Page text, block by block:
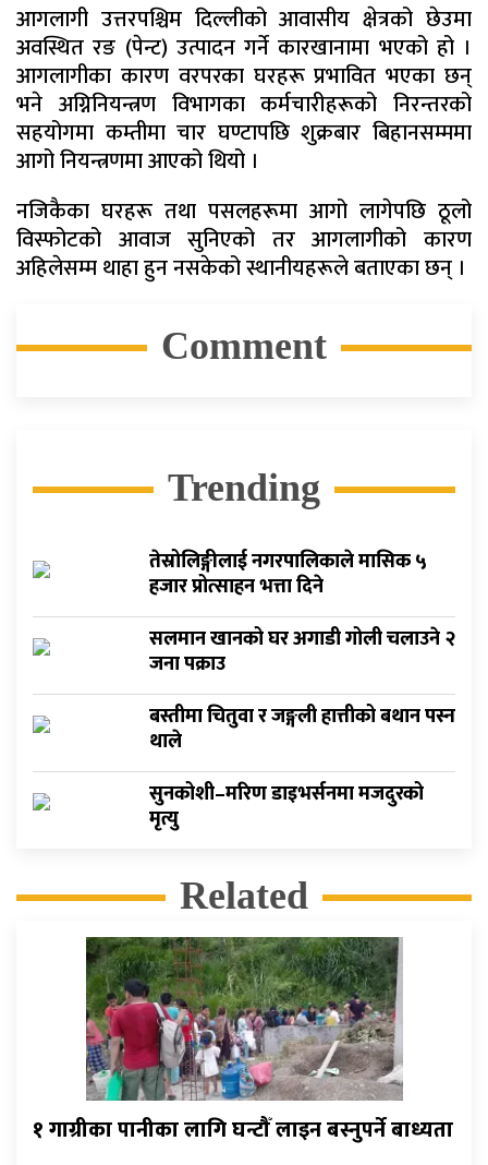
आगलागी उत्तरपश्चिम दिल्लीको आवासीय क्षेत्रको छेउमा
अवस्थित रङ (पेन्ट) उत्पादन गर्ने कारखानामा भएको हो ।
आगलागीका कारण वरपरका घरहरू प्रभावित भएका छन्
भने अग्निनियन्त्रण विभागका कर्मचारीहरूको निरन्तरको
सहयोगमा कम्तीमा चार घण्टापछि शुक्रबार बिहानसम्ममा
आगो नियन्त्रणमा आएको थियो ।
नजिकैका घरहरू तथा पसलहरूमा आगो लागेपछि ठूलो
विस्फोटको आवाज सुनिएको तर आगलागीको कारण
अहिलेसम्म थाहा हुन नसकेको स्थानीयहरूले बताएका छन् ।
Comment
Trending
तेस्रोलिङ्गीलाई नगरपालिकाले मासिक ५
हजार प्रोत्साहन भत्ता दिने
सलमान खानको घर अगाडी गोली चलाउने २
जना पक्राउ
बस्तीमा चितुवा र जङ्गली हात्तीको बथान पस्न
थाले
सुनकोशी–मरिण डाइभर्सनमा मजदुरको
मृत्यु
Related
१ गाग्रीका पानीका लागि घन्टौँ लाइन बस्नुपर्ने बाध्यता